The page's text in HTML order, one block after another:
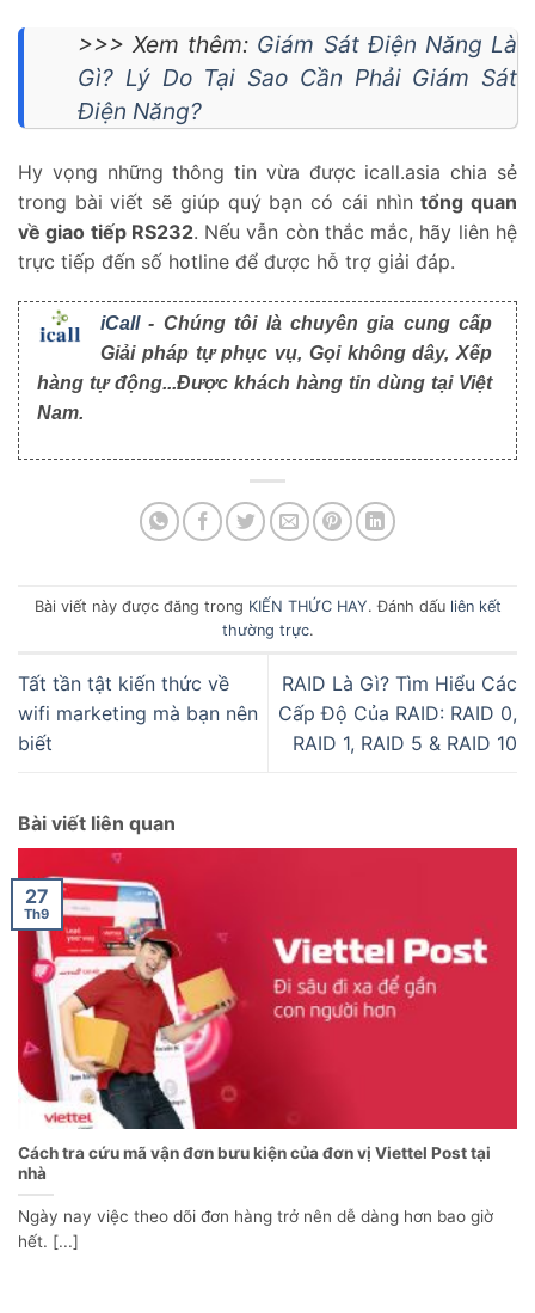
>>> Xem thêm: Giám Sát Điện Năng Là
Gì? Lý Do Tại Sao Cần Phải Giám Sát
Điện Năng?
Hy vọng những thông tin vừa được icall.asia chia sẻ
trong bài viết sẽ giúp quý bạn có cái nhìntổng quan
về giao tiếp RS232. Nếu vẫn còn thắc mắc, hãy liên hệ
trực tiếp đến số hotline để được hỗ trợ giải đáp.
iCall- Chúng tôi là chuyên gia cung cấp
Giải pháp tự phục vụ, Gọi không dây, Xếp
hàng tự động...Được khách hàng tin dùng tại Việt
Nam.
Bài viết này được đăng trong KIẾN THỨC HAY. Đánh dấu liên kết
thường trực.
Tất tần tật kiến thức về
wifi marketing mà bạn nên
biết
RAID Là Gì? Tìm Hiểu Các
Cấp Độ Của RAID: RAID 0,
RAID 1, RAID 5 & RAID 10
Bài viết liên quan
Cách tra cứu mã vận đơn bưu kiện của đơn vị Viettel Post tại
nhà
Ngày nay việc theo dõi đơn hàng trở nên dễ dàng hơn bao giờ
hết. [...]
27
Th9